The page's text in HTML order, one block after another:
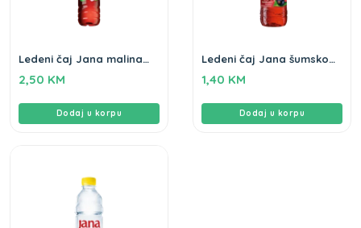
Ledeni čaj Jana malina
2,50 KM
Dodaj u korpu
Ledeni čaj Jana šumsko
1,40 KM
Dodaj u korpu